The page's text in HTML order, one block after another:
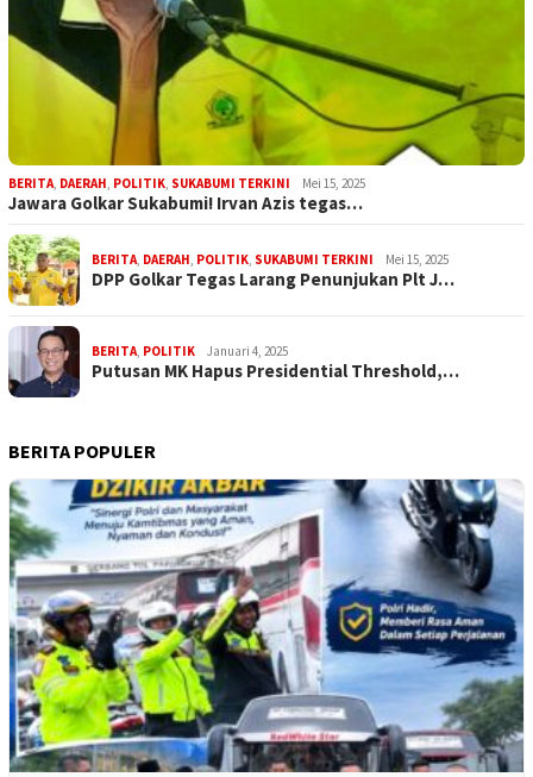
BERITA DAERAH POLITIK SUKABUMI TERKINI Mei 15, 2025
Jawara Golkar Sukabumi! Irvan Azis tegas…
BERITA DAERAH POLITIK SUKABUMI TERKINI Mei 15, 2025
DPP Golkar Tegas Larang Penunjukan Plt J…
BERITA POLITIK Januari 4, 2025
Putusan MK Hapus Presidential Threshold,…
BERITA POPULER